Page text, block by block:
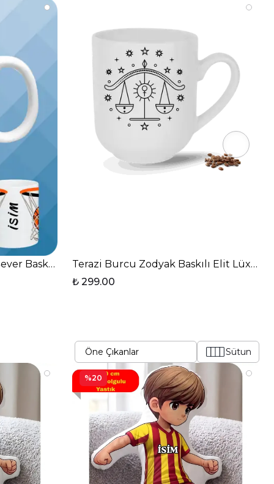
Baskılı Kupa Bardak Çay Kahve Fincanı-8
Terazi Burcu Zodyak Baskılı Elit Lüx
₺ 299.00
Sütun
%20